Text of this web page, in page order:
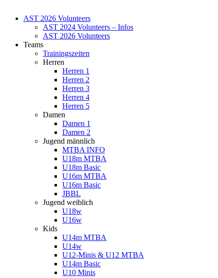
AST 2026 Volunteers
AST 2024 Volunteers – Infos
AST 2026 Volunteers
Teams
Trainingszeiten
Herren
Herren 1
Herren 2
Herren 3
Herren 4
Herren 5
Damen
Damen 1
Damen 2
Jugend männlich
MTBA INFO
U18m MTBA
U18m Basic
U16m MTBA
U16m Basic
JBBL
Jugend weiblich
U18w
U16w
Kids
U14m MTBA
U14w
U12-Minis & U12 MTBA
U14m Basic
U10 Minis